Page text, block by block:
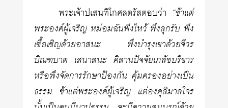
พระเจ้าปเสนทิโกศลตรัสตอบว่า “ข้าแต่
พระองค์ผู้เจริญ หม่อมฉันพึงไหว้ พึงลุกรับ พึง
เชื้อเชิญด้วยอาสนะ พึงบำรุงเขาด้วยจีวร
บิณฑบาต เสนาสนะ คิลานปัจจัยเภสัชบริขาร
หรือพึงจัดการรักษาป้องกัน คุ้มครองอย่างเป็น
ธรรม ข้าแต่พระองค์ผู้เจริญ แต่องคุลิมาลโจร